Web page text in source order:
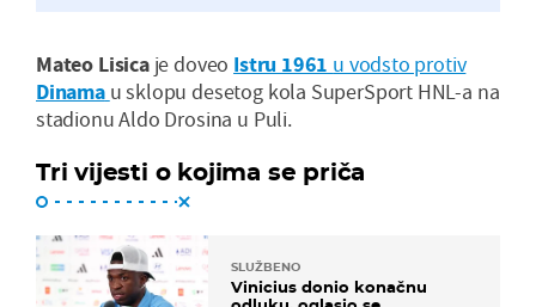
Mateo Lisicaje doveo Istru 1961 u vodsto protiv
Dinama u sklopu desetog kola SuperSport HNL-a na
stadionu Aldo Drosina u Puli.
Tri vijesti o kojima se priča
SLUŽBENO
Vinicius donio konačnu